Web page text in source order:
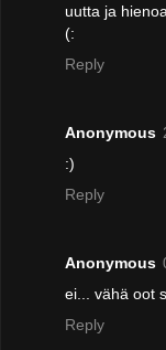
uutta ja
(:
Reply
Anonymous
:)
Reply
Anonymous
ei... vähä oot
Reply